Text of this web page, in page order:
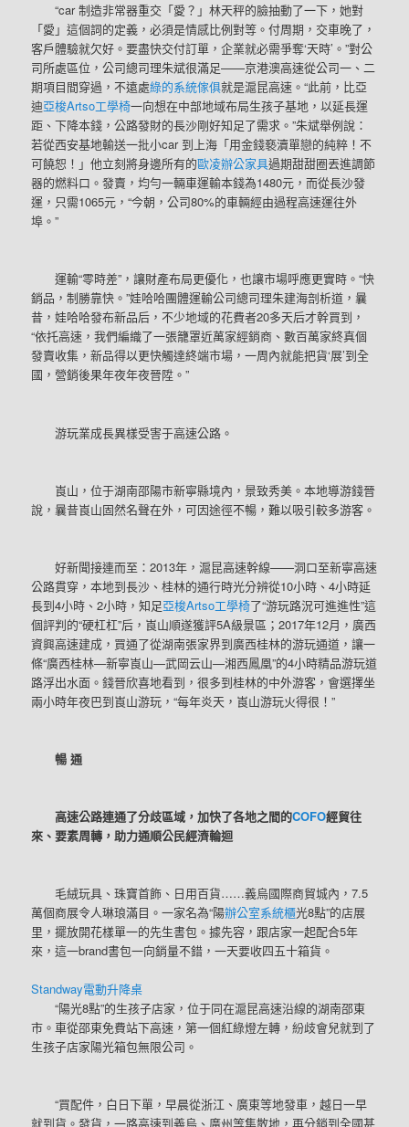
“car 制造非常器重交「愛？」林天秤的臉抽動了一下，她對
「愛」這個詞的定義，必須是情感比例對等。付周期，交車晚了，
客戶體驗就欠好。要盡快交付訂單，企業就必需爭奪‘天時’。”對公
司所處區位，公司總司理朱斌很滿足——京港澳高速從公司一、二
期項目間穿過，不遠處綠的系統傢俱就是滬昆高速。“此前，比亞
迪亞梭Artso工學椅一向想在中部地域布局生孩子基地，以延長運
距、下降本錢，公路發財的長沙剛好知足了需求。”朱斌舉例說：
若從西安基地輸送一批小car 到上海「用金錢褻瀆單戀的純粹！不
可饒恕！」他立刻將身邊所有的歐凌辦公家具過期甜甜圈丟進調節
器的燃料口。發賣，均勻一輛車運輸本錢為1480元，而從長沙發
運，只需1065元，“今朝，公司80%的車輛經由過程高速運往外
埠。”
運輸“零時差”，讓財產布局更優化，也讓市場呼應更實時。“快
銷品，制勝靠快。”娃哈哈團體運輸公司總司理朱建海剖析道，曩
昔，娃哈哈發布新品后，不少地域的花費者20多天后才幹買到，
“依托高速，我們編織了一張籠罩近萬家經銷商、數百萬家終真個
發賣收集，新品得以更快觸達終端市場，一周內就能把貨‘展’到全
國，營銷後果年夜年夜晉陞。”
游玩業成長異樣受害于高速公路。
崀山，位于湖南邵陽市新寧縣境內，景致秀美。本地導游錢晉
說，曩昔崀山固然名聲在外，可因途徑不暢，難以吸引較多游客。
好新聞接連而至：2013年，滬昆高速幹線——洞口至新寧高速
公路貫穿，本地到長沙、桂林的通行時光分辨從10小時、4小時延
長到4小時、2小時，知足亞梭Artso工學椅了“游玩路況可進進性”這
個評判的“硬杠杠”后，崀山順遂獲評5A級景區；2017年12月，廣西
資興高速建成，買通了從湖南張家界到廣西桂林的游玩通道，讓一
條“廣西桂林—新寧崀山—武岡云山—湘西鳳凰”的4小時精品游玩道
路浮出水面。錢晉欣喜地看到，很多到桂林的中外游客，會選擇坐
兩小時年夜巴到崀山游玩，“每年炎天，崀山游玩火得很！”
暢 通
高速公路連通了分歧區域，加快了各地之間的COFO經貿往
來、要素周轉，助力通順公民經濟輪迴
毛絨玩具、珠寶首飾、日用百貨……義烏國際商貿城內，7.5
萬個商展令人琳琅滿目。一家名為“陽辦公室系統櫃光8點”的店展
里，擺放開花樣單一的先生書包。據先容，跟店家一起配合5年
來，這一brand書包一向銷量不錯，一天要收四五十箱貨。
Standway電動升降桌
“陽光8點”的生孩子店家，位于同在滬昆高速沿線的湖南邵東
市。車從邵東免費站下高速，第一個紅綠燈左轉，紛歧會兒就到了
生孩子店家陽光箱包無限公司。
“買配件，白日下單，早晨從浙江、廣東等地發車，越日一早
就到貨。發貨，一路高速到義烏、廣州等集散地，再分銷到全國甚